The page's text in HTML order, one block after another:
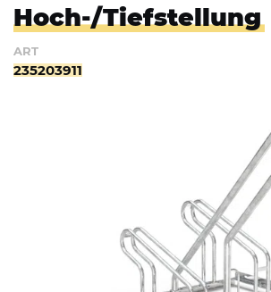
Hoch-/Tiefstellung
ART
235203911